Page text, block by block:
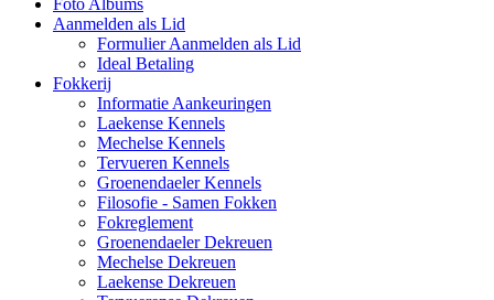
Foto Albums
Aanmelden als Lid
Formulier Aanmelden als Lid
Ideal Betaling
Fokkerij
Informatie Aankeuringen
Laekense Kennels
Mechelse Kennels
Tervueren Kennels
Groenendaeler Kennels
Filosofie - Samen Fokken
Fokreglement
Groenendaeler Dekreuen
Mechelse Dekreuen
Laekense Dekreuen